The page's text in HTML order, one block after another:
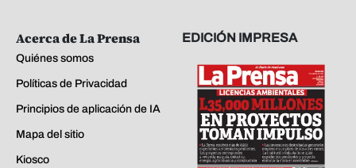
Acerca de La Prensa
Quiénes somos
Políticas de Privacidad
Principios de aplicación de IA
Mapa del sitio
Kiosco
EDICIÓN IMPRESA